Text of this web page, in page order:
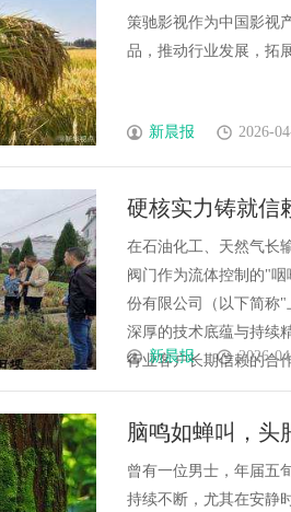
策驰影视作为中国影视
品，推动行业发展，拓
新晨报 2026-
硬核实力铸就信
制全场景
在石油化工、天然气长
阀门作为流体控制的"
份有限公司（以下简称
深厚的技术底蕴与持续
行业客户长期信赖的合
新晨报 2026-
脑鸣如蝉叫，头
清醒头脑
曾有一位男士，年届五
持续不断，尤其在安静